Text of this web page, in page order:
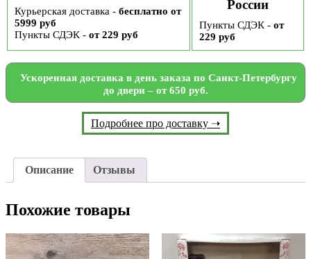
Курьерская доставка - бесплатно от
5999 руб
Пункты СДЭК - от 229 руб
России
Пункты СДЭК - от
229 руб
Ускоренная доставка в день заказа по Санкт-Петербургу
до двери – от 650 руб.
Подробнее про доставку ➝
Описание Отзывы
Похожие товары